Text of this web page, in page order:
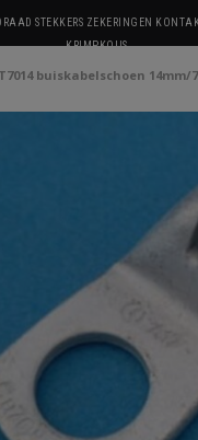
STEKKERS ZEKERINGEN
KRIMPKOUS
buiskabelschoen 14mm/